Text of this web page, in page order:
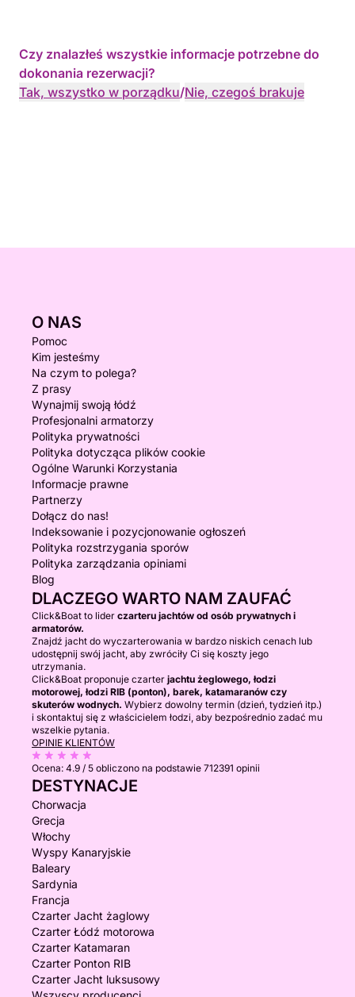
Czy znalazłeś wszystkie informacje potrzebne do
dokonania rezerwacji?
Tak, wszystko w porządku/Nie, czegoś brakuje
O NAS
Pomoc
Kim jesteśmy
Na czym to polega?
Z prasy
Wynajmij swoją łódź
Profesjonalni armatorzy
Polityka prywatności
Polityka dotycząca plików cookie
Ogólne Warunki Korzystania
Informacje prawne
Partnerzy
Dołącz do nas!
Indeksowanie i pozycjonowanie ogłoszeń
Polityka rozstrzygania sporów
Polityka zarządzania opiniami
Blog
DLACZEGO WARTO NAM ZAUFAĆ
Click&Boat to lider czarteru jachtów od osób prywatnych i
armatorów.
Znajdź jacht do wyczarterowania w bardzo niskich cenach lub
udostępnij swój jacht, aby zwróciły Ci się koszty jego
utrzymania.
Click&Boat proponuje czarter jachtu żeglowego, łodzi
motorowej, łodzi RIB (ponton), barek, katamaranów czy
skuterów wodnych. Wybierz dowolny termin (dzień, tydzień itp.)
i skontaktuj się z właścicielem łodzi, aby bezpośrednio zadać mu
wszelkie pytania.
OPINIE KLIENTÓW
Ocena: 4.9 / 5 obliczono na podstawie 712391 opinii
DESTYNACJE
Chorwacja
Grecja
Włochy
Wyspy Kanaryjskie
Baleary
Sardynia
Francja
Czarter Jacht żaglowy
Czarter Łódź motorowa
Czarter Katamaran
Czarter Ponton RIB
Czarter Jacht luksusowy